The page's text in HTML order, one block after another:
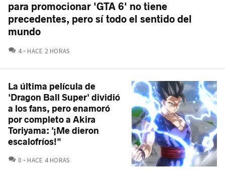
para promocionar 'GTA 6' no tiene
precedentes, pero sí todo el sentido del
mundo
4 COMENTARIOS
HACE 2 HORAS
La última película de
'Dragon Ball Super' dividió
a los fans, pero enamoró
por completo a Akira
Toriyama: '¡Me dieron
escalofríos!"
0 COMENTARIOS
HACE 4 HORAS